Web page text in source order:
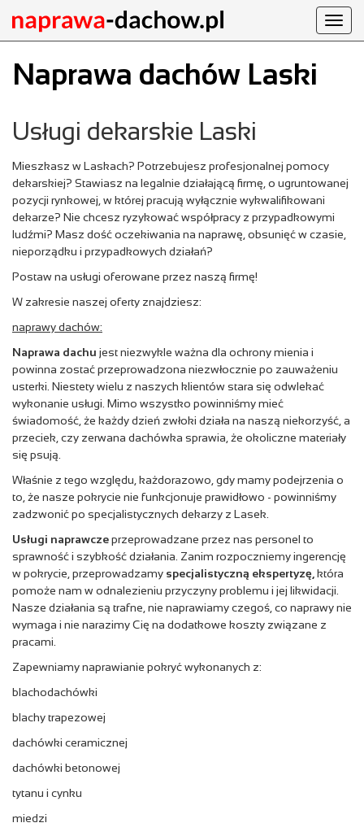
Naprawa dachów Laski
Usługi dekarskie Laski
Mieszkasz w Laskach? Potrzebujesz profesjonalnej pomocy
dekarskiej? Stawiasz na legalnie działającą firmę, o ugruntowanej
pozycji rynkowej, w której pracują wyłącznie wykwalifikowani
dekarze? Nie chcesz ryzykować współpracy z przypadkowymi
ludźmi? Masz dość oczekiwania na naprawę, obsunięć w czasie,
nieporządku i przypadkowych działań?
Postaw na usługi oferowane przez naszą firmę!
W zakresie naszej oferty znajdziesz:
naprawy dachów:
Naprawa dachu jest niezwykle ważna dla ochrony mienia i
powinna zostać przeprowadzona niezwłocznie po zauważeniu
usterki. Niestety wielu z naszych klientów stara się odwlekać
wykonanie usługi. Mimo wszystko powinniśmy mieć
świadomość, że każdy dzień zwłoki działa na naszą niekorzyść, a
przeciek, czy zerwana dachówka sprawia, że okoliczne materiały
się psują.
Właśnie z tego względu, każdorazowo, gdy mamy podejrzenia o
to, że nasze pokrycie nie funkcjonuje prawidłowo - powinniśmy
zadzwonić po specjalistycznych dekarzy z Lasek.
Usługi naprawczeprzeprowadzane przez nas personel to
sprawność i szybkość działania. Zanim rozpoczniemy ingerencję
w pokrycie, przeprowadzamy specjalistyczną ekspertyzę, która
pomoże nam w odnalezieniu przyczyny problemu i jej likwidacji.
Nasze działania są trafne, nie naprawiamy czegoś, co naprawy nie
wymaga i nie narazimy Cię na dodatkowe koszty związane z
pracami.
Zapewniamy naprawianie pokryć wykonanych z:
blachodachówki
blachy trapezowej
dachówki ceramicznej
dachówki betonowej
tytanu i cynku
miedzi